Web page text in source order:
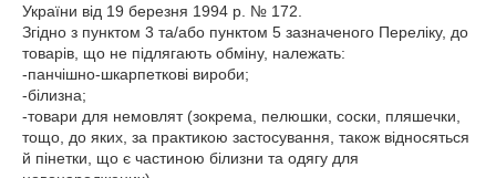
України від 19 березня 1994 р. № 172.
Згідно з пунктом 3 та/або пунктом 5 зазначеного Переліку, до
товарів, що не підлягають обміну, належать:
-панчішно-шкарпеткові вироби;
-білизна;
-товари для немовлят (зокрема, пелюшки, соски, пляшечки,
тощо, до яких, за практикою застосування, також відносяться
й пінетки, що є частиною білизни та одягу для